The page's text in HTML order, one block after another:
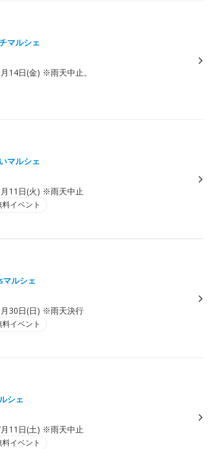
マルシェ
14日(金) ※雨天中止。
マルシェ
11日(火) ※雨天中止
料イベント
マルシェ
30日(日) ※雨天決行
料イベント
シェ
11日(土) ※雨天中止
料イベント